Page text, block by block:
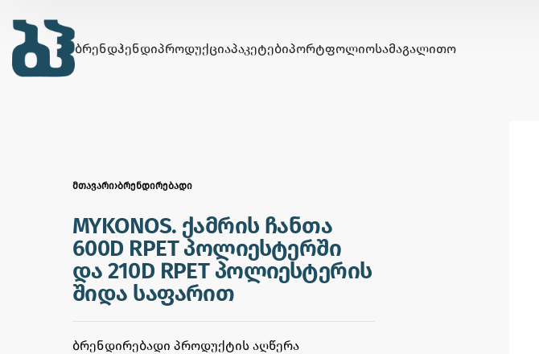
ᲑᲠᲔᲜᲓᲰᲔᲜᲓᲘᲞᲠᲝᲓᲣᲥᲪᲘᲐᲞᲐᲙᲔᲢᲔᲑᲘᲞᲝᲠᲢᲤᲝᲚᲘᲝᲡᲐᲛᲐᲒᲐᲚᲘᲗᲝ
ᲛᲗᲐᲕᲐᲠᲘ›ᲑᲠᲔᲜᲓᲘᲠᲔᲑᲐᲓᲘ
MYKONOS. ქამრის ჩანთა
600D RPET პოლიესტერში
და 210D RPET პოლიესტერის
შიდა საფარით
ᲑᲠᲔᲜᲓᲘᲠᲔᲑᲐᲓᲘ ᲞᲠᲝᲓᲣᲥᲢᲘᲡ ᲐᲦᲬᲔᲠᲐ